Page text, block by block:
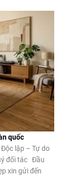
quốc
Độc lập – Tự do
đối tác Đầu
xin gửi đến